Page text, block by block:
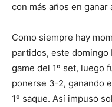
con más años en ganar
Como siempre hay
partidos, este
game del 1º set, luego
ponerse 3-2, ganando
1º saque. Así impuso